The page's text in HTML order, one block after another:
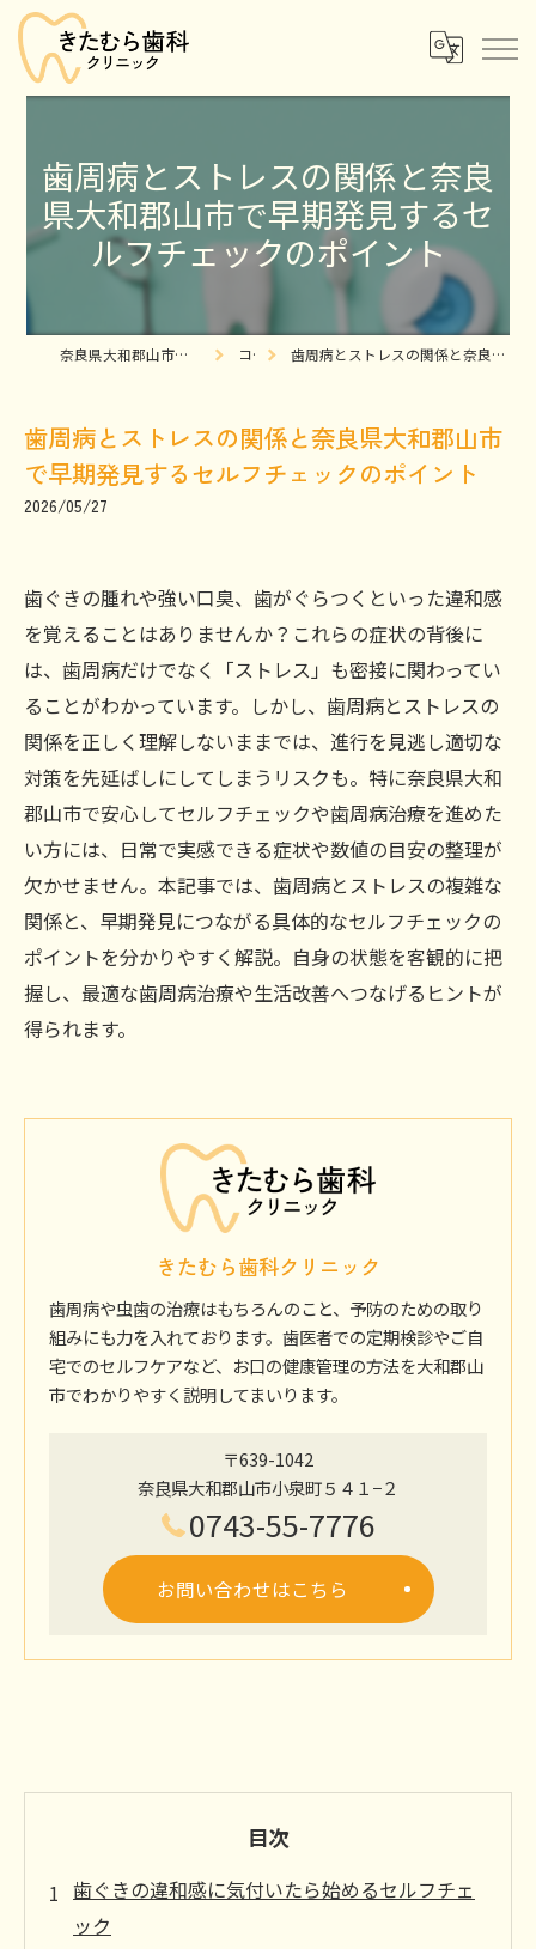
歯周病とストレスの関係と奈良
県大和郡山市で早期発見するセ
ルフチェックのポイント
奈良県大和郡山市の歯医者ならきたむら歯科クリニック コラム 歯周病とストレスの関係と奈良県大和郡山市で早期発見するセルフチェックのポイント
歯周病とストレスの関係と奈良県大和郡山市
で早期発見するセルフチェックのポイント
2026/05/27
歯ぐきの腫れや強い口臭、歯がぐらつくといった違和感
を覚えることはありませんか？これらの症状の背後に
は、歯周病だけでなく「ストレス」も密接に関わってい
ることがわかっています。しかし、歯周病とストレスの
関係を正しく理解しないままでは、進行を見逃し適切な
対策を先延ばしにしてしまうリスクも。特に奈良県大和
郡山市で安心してセルフチェックや歯周病治療を進めた
い方には、日常で実感できる症状や数値の目安の整理が
欠かせません。本記事では、歯周病とストレスの複雑な
関係と、早期発見につながる具体的なセルフチェックの
ポイントを分かりやすく解説。自身の状態を客観的に把
握し、最適な歯周病治療や生活改善へつなげるヒントが
得られます。
きたむら歯科クリニック
歯周病や虫歯の治療はもちろんのこと、予防のための取り
組みにも力を入れております。歯医者での定期検診やご自
宅でのセルフケアなど、お口の健康管理の方法を大和郡山
市でわかりやすく説明してまいります。
〒639-1042
奈良県大和郡山市小泉町５４１−２
0743-55-7776
お問い合わせはこちら
目次
歯ぐきの違和感に気付いたら始めるセルフチェ
ック